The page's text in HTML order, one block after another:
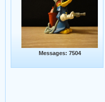
Messages: 7504